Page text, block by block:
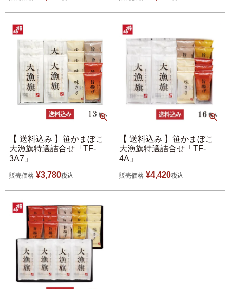
【 送料込み 】笹かまぼこ
大漁旗特選詰合せ「TF-
3A7」
販売価格 ¥3,780税込
【 送料込み 】笹かまぼこ
大漁旗特選詰合せ「TF-
4A」
販売価格 ¥4,420税込